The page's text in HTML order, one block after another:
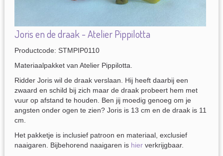
Joris en de draak - Atelier Pippilotta
Productcode: STMPIP0110
Materiaalpakket van Atelier Pippilotta.
Ridder Joris wil de draak verslaan. Hij heeft daarbij een
zwaard en schild bij zich maar de draak probeert hem met
vuur op afstand te houden. Ben jij moedig genoeg om je
angsten onder ogen te zien? Joris is 13 cm en de draak is 11
cm.
Het pakketje is inclusief patroon en materiaal, exclusief
naaigaren. Bijbehorend naaigaren is hierverkrijgbaar.